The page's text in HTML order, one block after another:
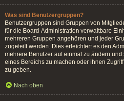
Was sind Benutzergruppen?
Benutzergruppen sind Gruppen von
für die Board-Administration verwaltbare
mehreren Gruppen angehören und jeder
zugeteilt werden. Dies erleichtert es den
mehrere Benutzer auf einmal zu ändern
eines Bereichs zu machen oder ihnen
zu geben.
Nach oben